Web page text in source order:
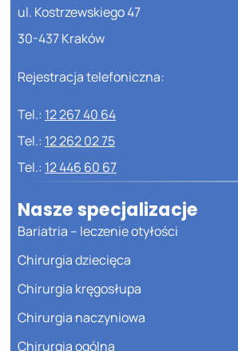
ul. Kostrzewskiego 47
30-437 Kraków
Rejestracja telefoniczna:
Tel.: 12 267 40 64
Tel.: 12 262 02 75
Tel.: 12 446 60 67
Nasze specjalizacje
Bariatria – leczenie otyłości
Chirurgia dziecięca
Chirurgia kręgosłupa
Chirurgia naczyniowa
Chirurgia ogólna